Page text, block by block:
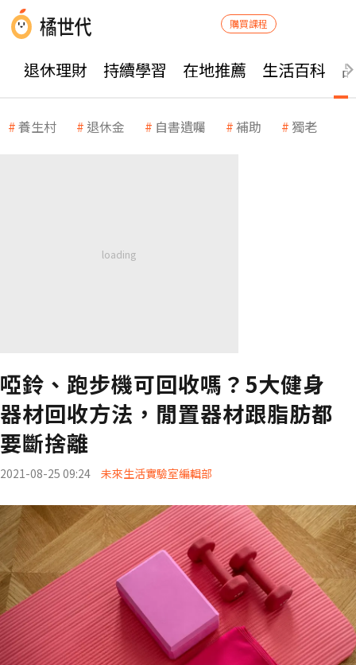
購買課程
退休理財 持續學習 在地推薦 生活百科
養生村 退休金 自書遺囑 補助 獨老
啞鈴、跑步機可回收嗎？5大健身
器材回收方法，閒置器材跟脂肪都
要斷捨離
2021-08-25 09:24 未來生活實驗室編輯部